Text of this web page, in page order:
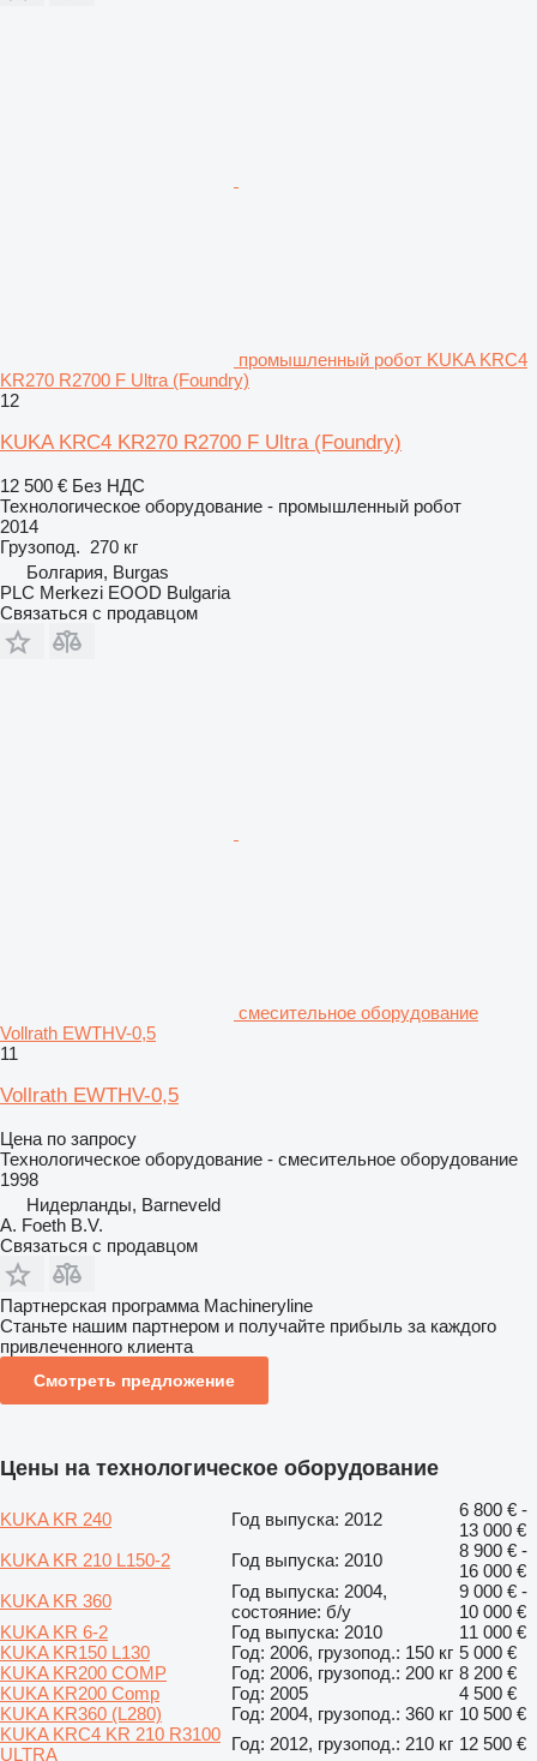
промышленный робот KUKA KRC4
KR270 R2700 F Ultra (Foundry)
12
KUKA KRC4 KR270 R2700 F Ultra (Foundry)
12 500 € Без НДС
Технологическое оборудование - промышленный робот
2014
Грузопод. 270 кг
Болгария, Burgas
PLC Merkezi EOOD Bulgaria
Связаться с продавцом
смесительное оборудование
Vollrath EWTHV-0,5
11
Vollrath EWTHV-0,5
Цена по запросу
Технологическое оборудование - смесительное оборудование
1998
Нидерланды, Barneveld
A. Foeth B.V.
Связаться с продавцом
Партнерская программа Machineryline
Станьте нашим партнером и получайте прибыль за каждого
привлеченного клиента
Смотреть предложение
Цены на технологическое оборудование
KUKA KR 240 Год выпуска: 2012
6 800 € -
13 000 €
KUKA KR 210 L150-2
Год выпуска: 2010
8 900 € -
16 000 €
KUKA KR 360
Год выпуска: 2004,
состояние: б/у
9 000 € -
10 000 €
KUKA KR 6-2
Год выпуска: 2010
11 000 €
KUKA KR150 L130
Год: 2006, грузопод.: 150 кг 5 000 €
KUKA KR200 COMP
Год: 2006, грузопод.: 200 кг 8 200 €
KUKA KR200 Comp
Год: 2005
4 500 €
KUKA KR360 (L280)
Год: 2004, грузопод.: 360 кг 10 500 €
KUKA KRC4 KR 210 R3100
ULTRA
Год: 2012, грузопод.: 210 кг 12 500 €